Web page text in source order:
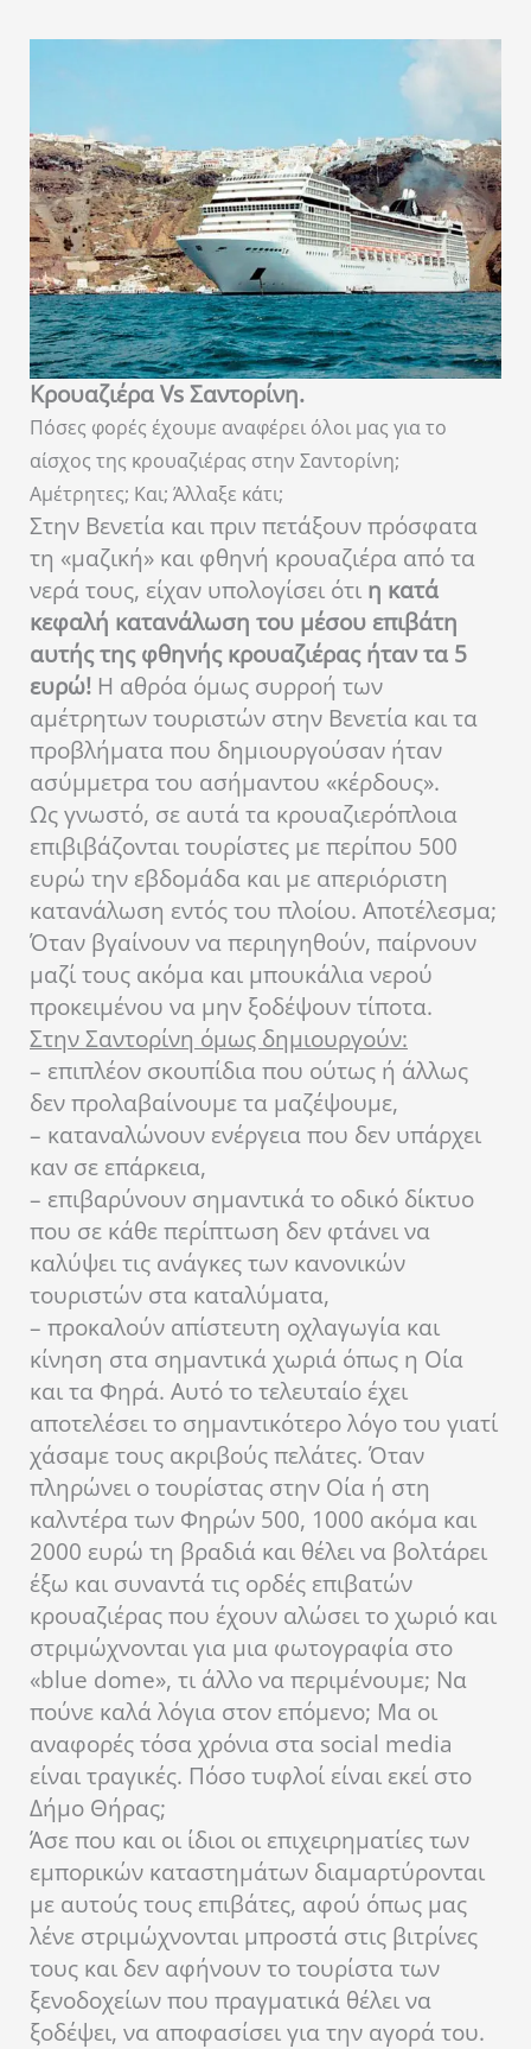
ΚρουαζιέραVs Σαντορίνη.
Πόσες φορές έχουμε αναφέρει όλοι μας για το
αίσχος της κρουαζιέρας στην Σαντορίνη;
Αμέτρητες; Και; Άλλαξε κάτι;
Στην Βενετία και πριν πετάξουν πρόσφατα
τη «μαζική» και φθηνή κρουαζιέρα από τα
νερά τους, είχαν υπολογίσει ότι η κατά
κεφαλή κατανάλωση του μέσου επιβάτη
αυτής της φθηνής κρουαζιέρας ήταν τα 5
ευρώ! Η αθρόα όμως συρροή των
αμέτρητων τουριστών στην Βενετία και τα
προβλήματα που δημιουργούσαν ήταν
ασύμμετρα του ασήμαντου «κέρδους».
Ως γνωστό, σε αυτά τα κρουαζιερόπλοια
επιβιβάζονται τουρίστες με περίπου 500
ευρώ την εβδομάδα και με απεριόριστη
κατανάλωση εντός του πλοίου. Αποτέλεσμα;
Όταν βγαίνουν να περιηγηθούν, παίρνουν
μαζί τους ακόμα και μπουκάλια νερού
προκειμένου να μην ξοδέψουν τίποτα.
Στην Σαντορίνη όμως δημιουργούν:
– επιπλέον σκουπίδια που ούτως ή άλλως
δεν προλαβαίνουμε τα μαζέψουμε,
– καταναλώνουν ενέργεια που δεν υπάρχει
καν σε επάρκεια,
– επιβαρύνουν σημαντικά το οδικό δίκτυο
που σε κάθε περίπτωση δεν φτάνει να
καλύψει τις ανάγκες των κανονικών
τουριστών στα καταλύματα,
– προκαλούν απίστευτη οχλαγωγία και
κίνηση στα σημαντικά χωριά όπως η Οία
και τα Φηρά. Αυτό το τελευταίο έχει
αποτελέσει το σημαντικότερο λόγο του γιατί
χάσαμε τους ακριβούς πελάτες. Όταν
πληρώνει ο τουρίστας στην Οία ή στη
καλντέρα των Φηρών 500, 1000 ακόμα και
2000 ευρώ τη βραδιά και θέλει να βολτάρει
έξω και συναντά τις ορδές επιβατών
κρουαζιέρας που έχουν αλώσει το χωριό και
στριμώχνονται για μια φωτογραφία στο
«blue dome», τι άλλο να περιμένουμε; Να
πούνε καλά λόγια στον επόμενο; Μα οι
αναφορές τόσα χρόνια στα social media
είναι τραγικές. Πόσο τυφλοί είναι εκεί στο
Δήμο Θήρας;
Άσε που και οι ίδιοι οι επιχειρηματίες των
εμπορικών καταστημάτων διαμαρτύρονται
με αυτούς τους επιβάτες, αφού όπως μας
λένε στριμώχνονται μπροστά στις βιτρίνες
τους και δεν αφήνουν το τουρίστα των
ξενοδοχείων που πραγματικά θέλει να
ξοδέψει, να αποφασίσει για την αγορά του.